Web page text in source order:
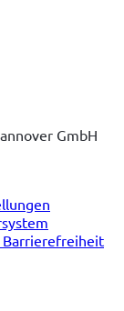
GmbH
Barrierefreiheit